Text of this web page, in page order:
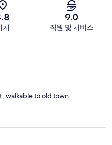
치
9.0
직원 및 서비스
walkable to old town.